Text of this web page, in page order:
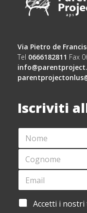
Via Pietro de
Tel 0666182811 Fax
Iscriviti
E
A
L
C
N
M
*
C
G
O
E
E
A
I
L
A
Accetti i nostri